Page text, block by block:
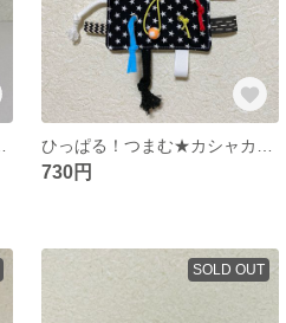
730円
SOLD OUT